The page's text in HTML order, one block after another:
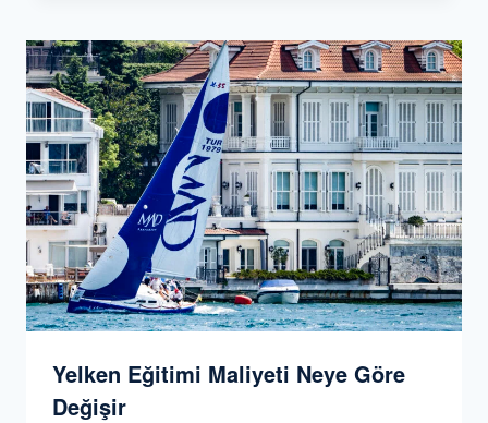
Yelken Eğitimi Maliyeti Neye Göre
Değişir